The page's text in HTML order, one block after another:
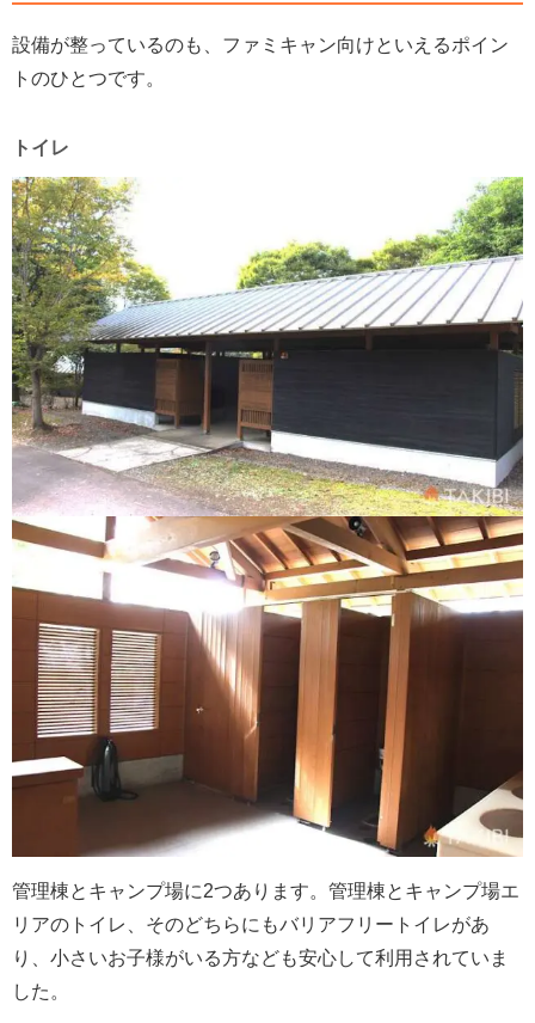
設備が整っているのも、ファミキャン向けといえるポイン
トのひとつです。
トイレ
管理棟とキャンプ場に2つあります。管理棟とキャンプ場エ
リアのトイレ、そのどちらにもバリアフリートイレがあ
り、小さいお子様がいる方なども安心して利用されていま
した。